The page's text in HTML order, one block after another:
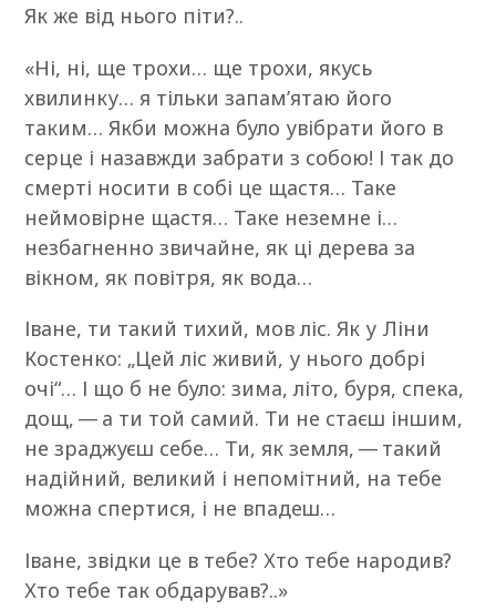
Як же від нього піти?..
«Ні, ні, ще трохи… ще трохи, якусь
хвилинку… я тільки запам’ятаю його
таким… Якби можна було увібрати його в
серце і назавжди забрати з собою! І так до
смерті носити в собі це щастя… Таке
неймовірне щастя… Таке неземне і…
незбагненно звичайне, як ці дерева за
вікном, як повітря, як вода…
Іване, ти такий тихий, мов ліс. Як у Ліни
Костенко: „Цей ліс живий, у нього добрі
очі“… І що б не було: зима, літо, буря, спека,
дощ, — а ти той самий. Ти не стаєш іншим,
не зраджуєш себе… Ти, як земля, — такий
надійний, великий і непомітний, на тебе
можна спертися, і не впадеш…
Іване, звідки це в тебе? Хто тебе народив?
Хто тебе так обдарував?..»